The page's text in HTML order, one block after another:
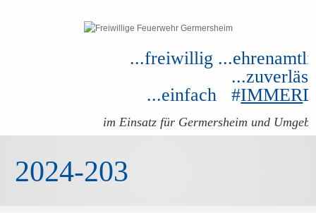
...freiwillig
...einfach #IMMER
im Einsatz für Germersheim und
2024-203